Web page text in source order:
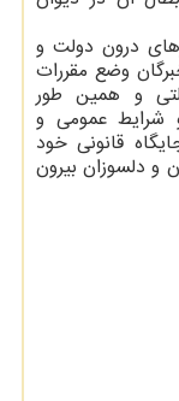
درون دولت و
وضع مقررات
و همین طور
شرایط عمومی و
قانونی خود
و دلسوزان بیرون